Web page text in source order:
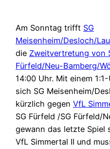
Am Sonntag trifft SG
Meisenheim/Desloch/
die Zweitvertretung von
Fürfeld/Neu-Bamberg/
14:00 Uhr. Mit einem
sich SG Meisenheim/
kürzlich gegen VfL
SG Fürfeld /SG Fürfeld/
gewann das letzte Spiel
VfL Simmertal II und